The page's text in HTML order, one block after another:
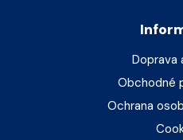
Doprava
Obchodné
Ochrana